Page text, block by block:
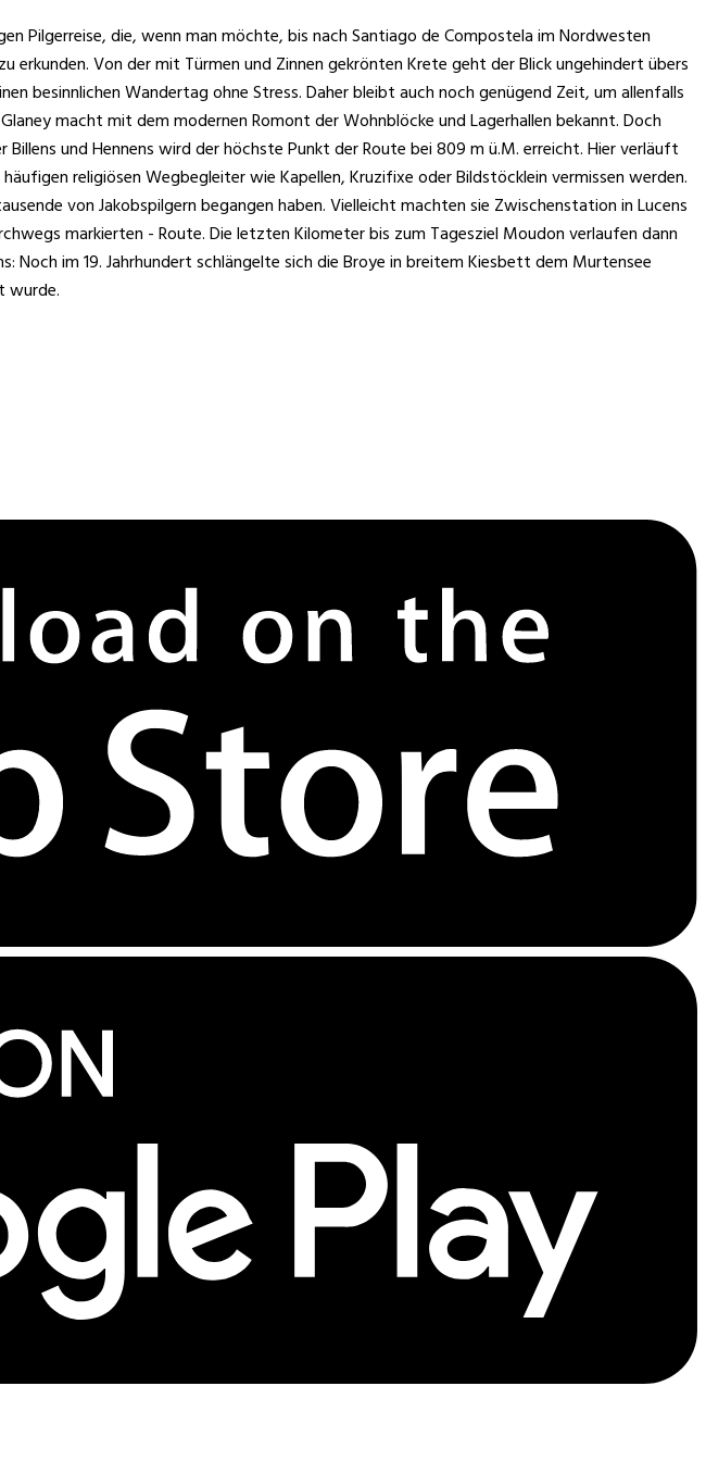
Pilgerreise, die, wenn man möchte, bis nach Santiago de Compostela im Nordwesten
Von der mit Türmen und Zinnen gekrönten Krete geht der Blick ungehindert übers
besinnlichen Wandertag ohne Stress. Daher bleibt auch noch genügend Zeit, um allenfalls
macht mit dem modernen Romont der Wohnblöcke und Lagerhallen bekannt. Doch
und Hennens wird der höchste Punkt der Route bei 809 m ü.M. erreicht. Hier verläuft
religiösen Wegbegleiter wie Kapellen, Kruzifixe oder Bildstöcklein vermissen werden.
von Jakobspilgern begangen haben. Vielleicht machten sie Zwischenstation in Lucens
markierten - Route. Die letzten Kilometer bis zum Tagesziel Moudon verlaufen dann
im 19. Jahrhundert schlängelte sich die Broye in breitem Kiesbett dem Murtensee
wurde.